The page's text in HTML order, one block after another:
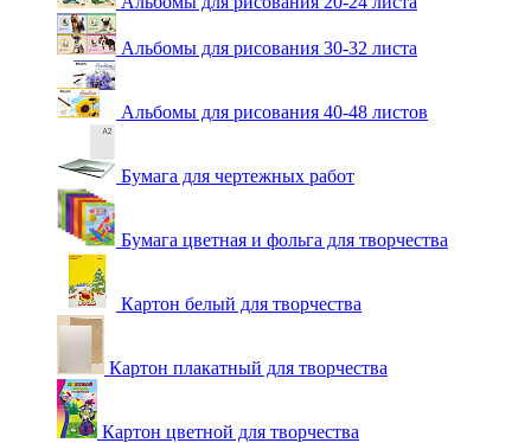
Альбомы для рисования 30-32 листа
Альбомы для рисования 40-48 листов
Бумага для чертежных работ
Бумага цветная и фольга для творчества
Картон белый для творчества
Картон плакатный для творчества
Картон цветной для творчества